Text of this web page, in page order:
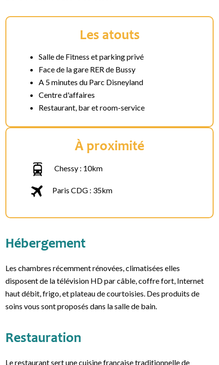
Les atouts
Salle de Fitness et parking privé
Face de la gare RER de Bussy
A 5 minutes du Parc Disneyland
Centre d'affaires
Restaurant, bar et room-service
À proximité
Chessy : 10km
Paris CDG : 35km
Hébergement
Les chambres récemment rénovées, climatisées elles
disposent de la télévision HD par câble, coffre fort, Internet
haut débit, frigo, et plateau de courtoisies. Des produits de
soins vous sont proposés dans la salle de bain.
Restauration
Le restaurant sert une cuisine française traditionnelle de